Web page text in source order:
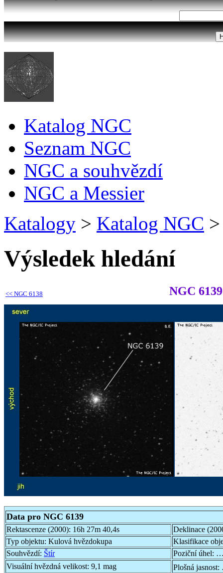
Katalog NGC
Seznam NGC
NGC a souhvězdí
NGC a Messier
Katalogy > Katalog NGC >
Výsledek hledání
<< NGC 6138 NGC 6139
Data pro NGC 6139
Rektascenze (2000): 16h 27m 40,4s
Deklinace
Typ objektu: Kulová hvězdokupa
Klasifikace
Souhvězdí: Štír Poziční úhel: …
Visuální hvězdná velikost: 9,1 mag Plošná jasnost: